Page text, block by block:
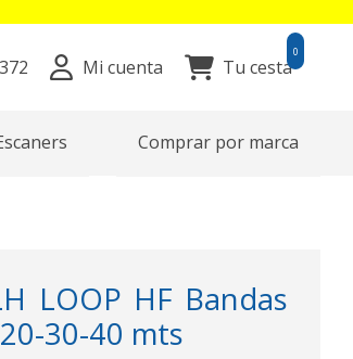
Mi cuenta Tu cesta
0
Comprar por marca
LOOP HF Bandas
30-40 mts